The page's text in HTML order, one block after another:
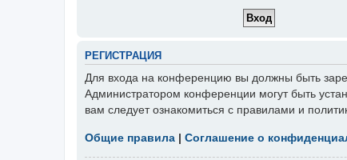
РЕГИСТРАЦИЯ
Для входа на конференцию вы должны быть
Администратором конференции могут быть
вам следует ознакомиться с правилами и
Общие правила | Соглашение о